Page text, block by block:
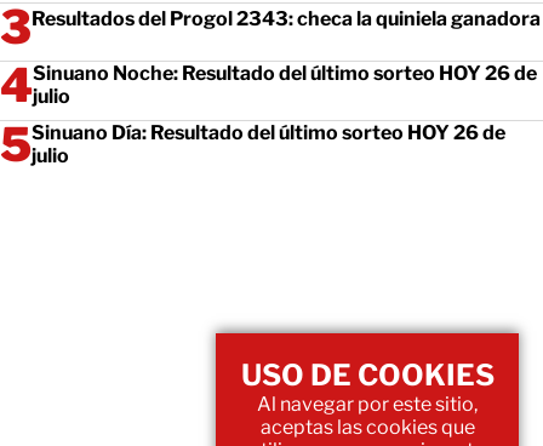
Resultados del Progol 2343: checa la quiniela ganadora
Sinuano Noche: Resultado del último sorteo HOY 26 de
julio
Sinuano Día: Resultado del último sorteo HOY 26 de
julio
USO DE COOKIES
Al navegar por este sitio,
aceptas las cookies que